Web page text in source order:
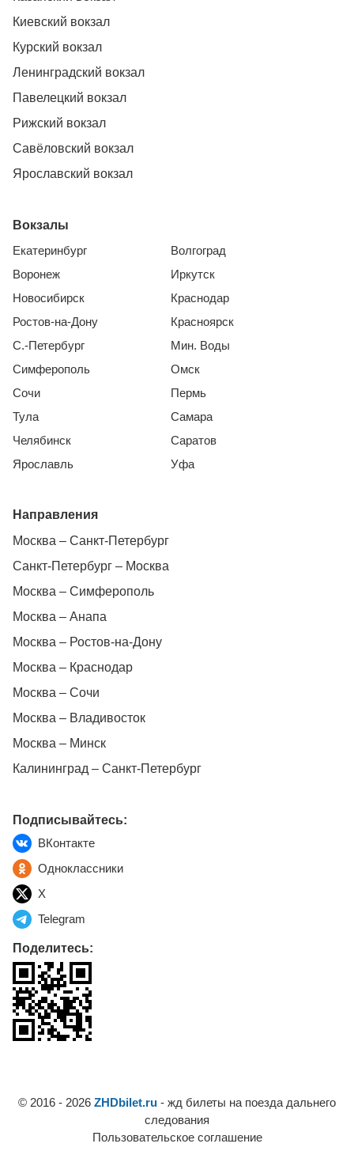
Киевский вокзал
Курский вокзал
Ленинградский вокзал
Павелецкий вокзал
Рижский вокзал
Савёловский вокзал
Ярославский вокзал
Вокзалы
Екатеринбург
Воронеж
Новосибирск
Ростов-на-Дону
С.-Петербург
Симферополь
Сочи
Тула
Челябинск
Ярославль
Волгоград
Иркутск
Краснодар
Красноярск
Мин. Воды
Омск
Пермь
Самара
Саратов
Уфа
Направления
Москва – Санкт-Петербург
Санкт-Петербург – Москва
Москва – Симферополь
Москва – Анапа
Москва – Ростов-на-Дону
Москва – Краснодар
Москва – Сочи
Москва – Владивосток
Москва – Минск
Калининград – Санкт-Петербург
Подписывайтесь:
ВКонтакте
Одноклассники
X
Telegram
Поделитесь:
© 2016 - 2026 ZHDbilet.ru - жд билеты на поезда дальнего
следования
Пользовательское соглашение